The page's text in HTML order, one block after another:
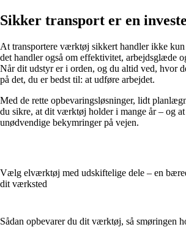
Sikker transport er en
At transportere værktøj sikkert handler ikke kun
det handler også om effektivitet, arbejdsglæde
Når dit udstyr er i orden, og du altid ved, hvor
på det, du er bedst til: at udføre arbejdet.
Med de rette opbevaringsløsninger, lidt
du sikre, at dit værktøj holder i mange år – og
unødvendige bekymringer på vejen.
Vælg elværktøj med udskiftelige dele – en
dit værksted
Sådan opbevarer du dit værktøj, så smøringen